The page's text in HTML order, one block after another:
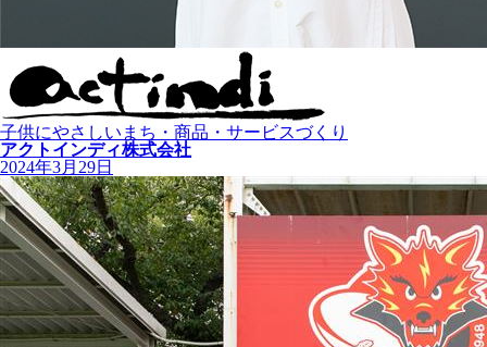
子供にやさしいまち・商品・サービスづくり
アクトインディ株式会社
2024年3月29日